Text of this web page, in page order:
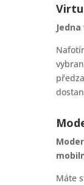
Máte